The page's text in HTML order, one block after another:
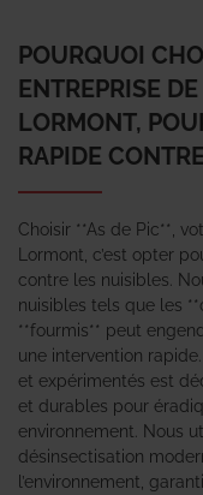
POURQUOI
ENTREPRISE
LORMONT,
RAPIDE
Choisir **As de Pic**,
Lormont, c’est opter
contre les nuisibles.
nuisibles tels que les
**fourmis** peut
une intervention
et expérimentés est
et durables pour
environnement. Nous
désinsectisation
l’environnement,